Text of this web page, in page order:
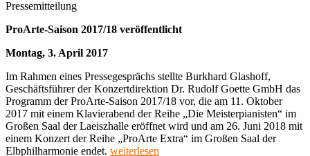
Pressemitteilung
ProArte-Saison 2017/18 veröffentlicht
Montag, 3. April 2017
Im Rahmen eines Pressegesprächs stellte Burkhard Glashoff,
Geschäftsführer der Konzertdirektion Dr. Rudolf Goette GmbH das
Programm der ProArte-Saison 2017/18 vor, die am 11. Oktober
2017 mit einem Klavierabend der Reihe „Die Meisterpianisten“ im
Großen Saal der Laeiszhalle eröffnet wird und am 26. Juni 2018 mit
einem Konzert der Reihe „ProArte Extra“ im Großen Saal der
Elbphilharmonie endet. „ProArte
weiterlesen